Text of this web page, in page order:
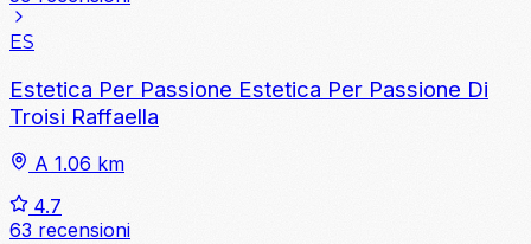
ES
Estetica Per Passione Estetica Per Passione Di
Troisi Raffaella
A 1.06 km
4.7
63 recensioni